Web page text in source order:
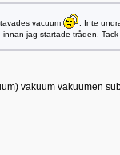
vacuum
. Inte
jag startade tråden. Tack
vakuum vakuumen